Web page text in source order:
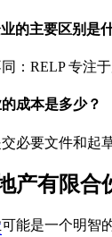
的主要区别是
：RELP 专注
成本是多少？
必要文件和起
产有限合
能是一个明智